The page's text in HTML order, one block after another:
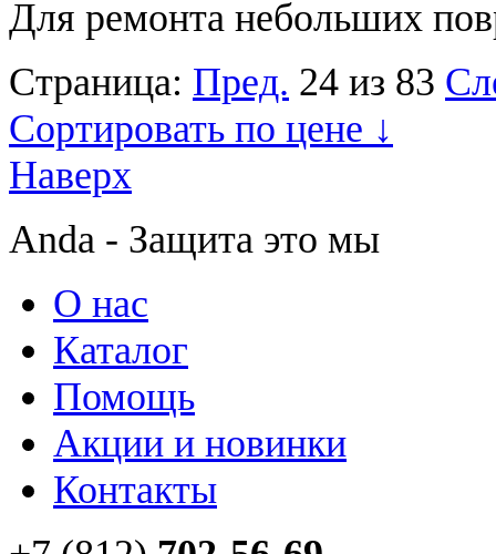
Для ремонта небольших
Страница: Пред. 24 из 83
Сортировать по цене ↓
Наверх
Anda - Защита это мы
О нас
Каталог
Помощь
Акции и новинки
Контакты